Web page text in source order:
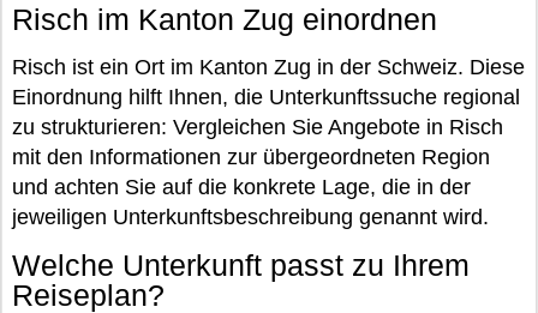
Risch im Kanton Zug einordnen
Risch ist ein Ort im Kanton Zug in der Schweiz. Diese
Einordnung hilft Ihnen, die Unterkunftssuche regional
zu strukturieren: Vergleichen Sie Angebote in Risch
mit den Informationen zur übergeordneten Region
und achten Sie auf die konkrete Lage, die in der
jeweiligen Unterkunftsbeschreibung genannt wird.
Welche Unterkunft passt zu Ihrem
Reiseplan?